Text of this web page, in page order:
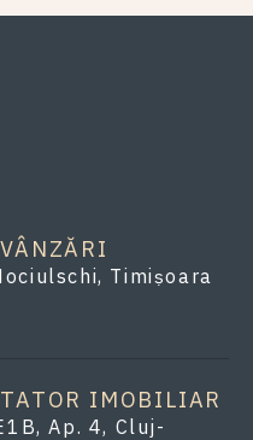
Timișoara
IMOBILIAR
Ap. 4, Cluj-